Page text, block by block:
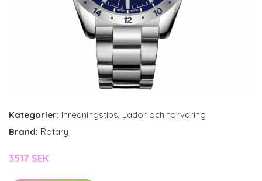
Kategorier: Inredningstips, Lådor och förvaring
Brand: Rotary
3517 SEK